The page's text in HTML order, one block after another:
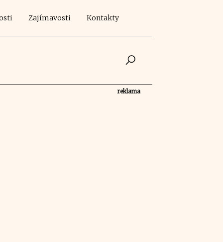
Zajímavosti Kontakty
reklama